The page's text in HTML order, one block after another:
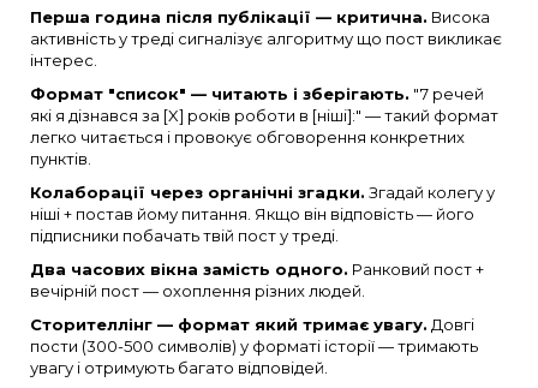
Перша година після публікації — критична. Висока
активність у треді сигналізує алгоритму що пост викликає
інтерес.
Формат "список" — читають і зберігають. "7 речей
які я дізнався за [X] років роботи в [ніші]:" — такий формат
легко читається і провокує обговорення конкретних
пунктів.
Колаборації через органічні згадки. Згадай колегу у
ніші + постав йому питання. Якщо він відповість — його
підписники побачать твій пост у треді.
Два часових вікна замість одного. Ранковий пост +
вечірній пост — охоплення різних людей.
Сторителлінг — формат який тримає увагу. Довгі
пости (300-500 символів) у форматі історії — тримають
увагу і отримують багато відповідей.